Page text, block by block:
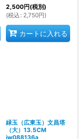
2,500円(税別)
(税込 : 2,750円)
カートに入れる
緑玉（広東玉）文昌塔
（大）13.5CM
iw088136a